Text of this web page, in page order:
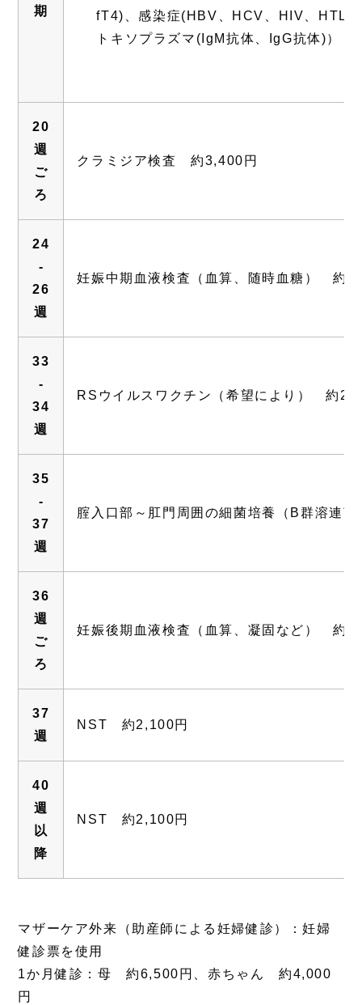
期
fT4)、感染症(HBV、HCV、HIV、
トキソプラズマ(IgM抗体、IgG抗体)）
20
週
ご
ろ
クラミジア検査 約3,400円
24
-
26
週
妊娠中期血液検査（血算、随時血糖） 約
33
-
34
週
RSウイルスワクチン（希望により） 約
35
-
37
週
腟入口部～肛門周囲の細菌培養（B群溶連
36
週
ご
ろ
妊娠後期血液検査（血算、凝固など） 約
37
週
NST 約2,100円
40
週
以
降
NST 約2,100円
マザーケア外来（助産師による妊婦健診）：妊婦
健診票を使用
1か月健診：母 約6,500円、赤ちゃん 約4,000
円